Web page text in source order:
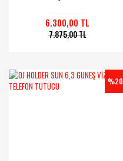
6.300,00 TL
7.875,00 TL
%20